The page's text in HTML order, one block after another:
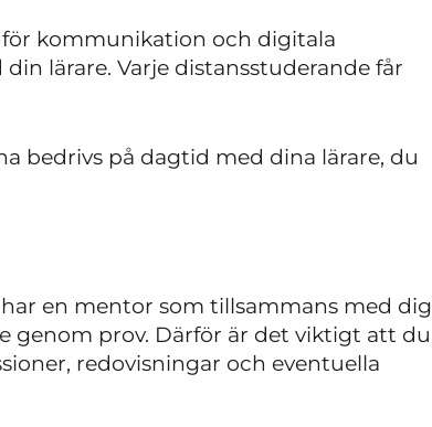
för kommunikation och digitala
lärare. Varje distansstuderande får
bedrivs på dagtid med dina lärare, du
en mentor som tillsammans med dig
genom prov. Därför är det viktigt att du
redovisningar och eventuella